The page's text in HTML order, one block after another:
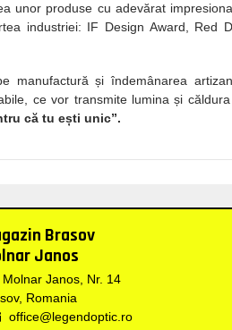
unor produse cu adevărat
industriei: IF Design Award, Red
manufactură și îndemânarea
ce vor transmite lumina și
că tu ești unic”.
Brasov
Janos
Molnar Janos, Nr. 14
Romania
office@legendoptic.ro